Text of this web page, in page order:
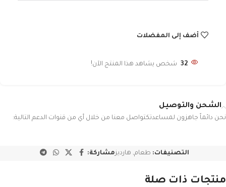
أضف إلى المفضلات
32 شخص يشاهد هذا المنتج الآن!
الشحن والتوصيل
نحن دائماً جاهزون لمساعدتكتواصل معنا من خلال أي من قنوات الدعم التالية:
التصنيفات: طعام, هارديزمشاركة:
منتجات ذات صلة